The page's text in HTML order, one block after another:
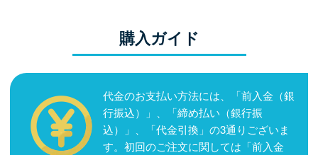
購入ガイド
代金のお支払い方法には、「前入金（銀
行振込）」、「締め払い（銀行振
込）」、「代金引換」の3通りございま
す。初回のご注文に関しては「前入金